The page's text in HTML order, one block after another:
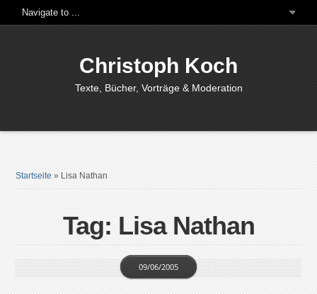
Christoph Koch
Texte, Bücher, Vorträge & Moderation
Startseite » Lisa Nathan
Tag: Lisa Nathan
09/06/2005